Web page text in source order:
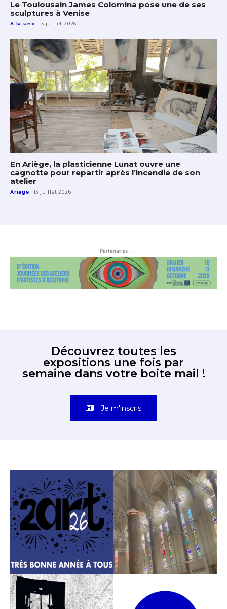
Le Toulousain James Colomina pose une de ses
sculptures à Venise
A la une 13 juillet 2026
En Ariège, la plasticienne Lunat ouvre une
cagnotte pour repartir après l’incendie de son
atelier
Ariège 13 juillet 2026
- Partenaires -
Découvrez toutes les
expositions une fois par
semaine dans votre boite mail !
Je m'inscris